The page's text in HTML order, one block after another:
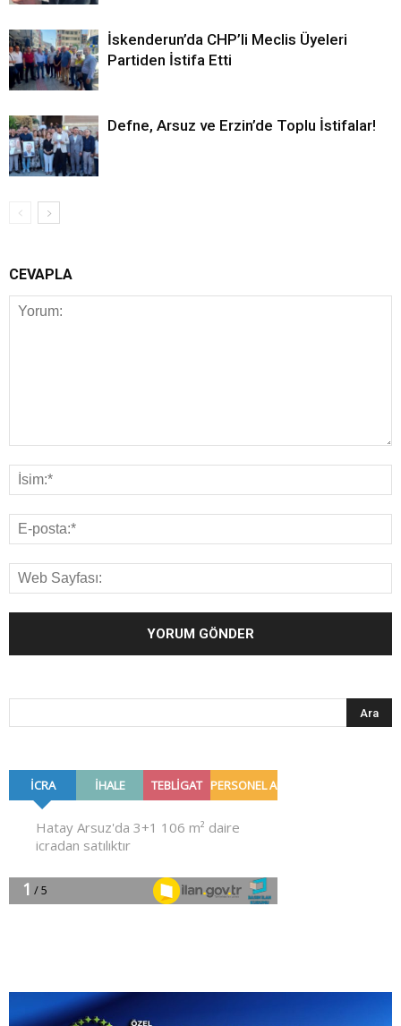
İskenderun’da CHP’li Meclis Üyeleri
Partiden İstifa Etti
Defne, Arsuz ve Erzin’de Toplu İstifalar!
CEVAPLA